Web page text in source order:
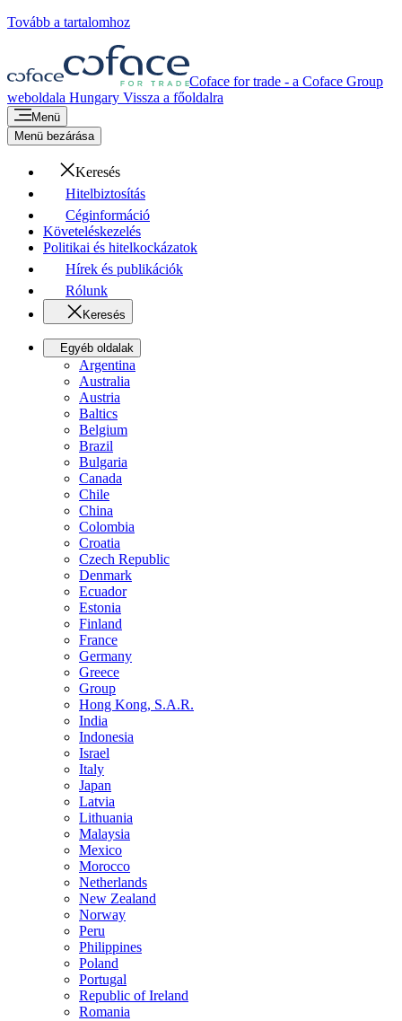
Tovább a tartalomhoz
Coface for trade - a Coface Group
weboldala Hungary Vissza a főoldalra
Menü
Menü bezárása
Keresés
Hitelbiztosítás
Céginformáció
Követeléskezelés
Politikai és hitelkockázatok
Hírek és publikációk
Rólunk
Keresés
Egyéb oldalak
Argentina
Australia
Austria
Baltics
Belgium
Brazil
Bulgaria
Canada
Chile
China
Colombia
Croatia
Czech Republic
Denmark
Ecuador
Estonia
Finland
France
Germany
Greece
Group
Hong Kong, S.A.R.
India
Indonesia
Israel
Italy
Japan
Latvia
Lithuania
Malaysia
Mexico
Morocco
Netherlands
New Zealand
Norway
Peru
Philippines
Poland
Portugal
Republic of Ireland
Romania